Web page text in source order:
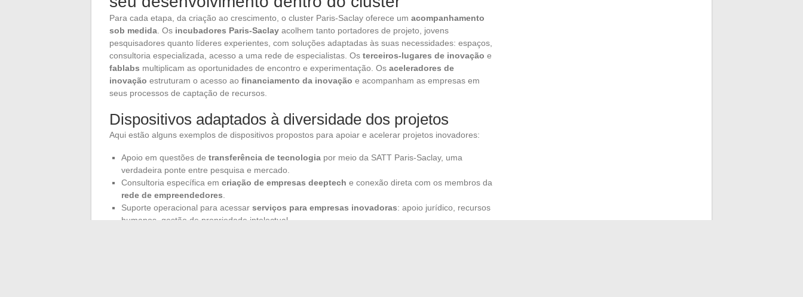
Para cada etapa, da criação ao crescimento, o cluster Paris-Saclay oferece um acompanhamento
sob medida . Os incubadores Paris-Saclay acolhem tanto portadores de projeto, jovens
pesquisadores quanto líderes experientes, com soluções adaptadas às suas necessidades: espaços,
consultoria especializada, acesso a uma rede de especialistas. Os terceiros-lugares de inovação e
fablabs multiplicam as oportunidades de encontro e experimentação. Os aceleradores de
inovação estruturam o acesso ao financiamento da inovação e acompanham as empresas em
seus processos de captação de recursos.
Dispositivos adaptados à diversidade dos projetos
Aqui estão alguns exemplos de dispositivos propostos para apoiar e acelerar projetos inovadores:
Apoio em questões de transferência de tecnologia por meio da SATT Paris-Saclay, uma
verdadeira ponte entre pesquisa e mercado.
Consultoria específica em criação de empresas deeptech e conexão direta com os membros da
rede de empreendedores
Suporte operacional para acessar serviços para empresas inovadoras: apoio jurídico, recursos
humanos, gestão de propriedade intelectual.